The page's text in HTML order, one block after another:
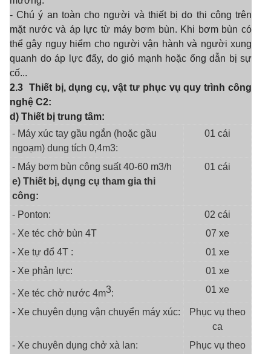
- Chú ý an toàn cho người và thiết bị do thi công trên
mặt nước và áp lực từ máy bơm bùn. Khi bơm bùn có
thể gây nguy hiểm cho người vận hành và người xung
quanh do áp lực đẩy, do gió mạnh hoặc ống dẫn bị sự
cố...
2.3 Thiết bị, dụng cụ, vật tư phục vụ quy trình công
nghệ C2:
d) Thiết bị trung tâm:
- Máy xúc tay gầu ngắn (hoặc gầu
ngoạm) dung tích 0,4m3:
01 cái
- Máy bơm bùn công suất 40-60 m3/h
e) Thiết bị, dụng cụ tham gia thi
công:
01 cái
- Ponton:
02 cái
- Xe téc chở bùn 4T
07 xe
- Xe tự đổ 4T :
01 xe
- Xe phản lực:
01 xe
- Xe téc chở nước 4m3: 01 xe
- Xe chuyên dụng vận chuyển máy xúc:
Phục vụ theo
ca
- Xe chuyên dụng chở xà lan:
Phục vụ theo